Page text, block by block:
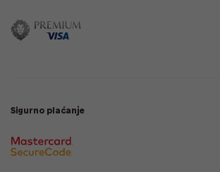
Sigurno plaćanje